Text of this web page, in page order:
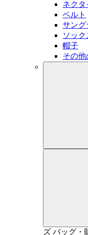
ネクタ
ベルト
サング
ソック
帽子
その他
ズ バッグ・